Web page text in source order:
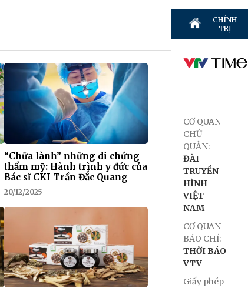
“Chữa lành” những di chứng
thẩm mỹ: Hành trình y đức của
Bác sĩ CKI Trần Đắc Quang
20/12/2025
CHÍNH
TRỊ
CƠ QUAN
CHỦ
QUẢN:
ĐÀI
TRUYỀN
HÌNH
VIỆT
NAM
CƠ QUAN
BÁO CHÍ:
THỜI BÁO
VTV
Giấy phép